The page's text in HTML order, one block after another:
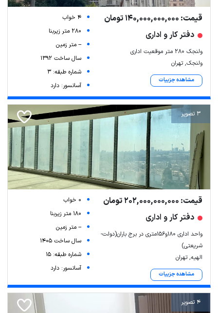
قیمت: 140,000,000,000 تومان
دفتر کار و اداری
ولنجک ۲۸۰ متر موقعیت اداری
ولنجک, تهران
مشاهده جزییات
4 خواب
280 متر زیربنا
-- متر زمین
سال ساخت 1392
شماره طبقه: 3
آسانسور: دارد
3 تصویر
قیمت: 202,000,000,000 تومان
دفتر کار و اداری
واحد اداری ۱۸۰و۱۵۶متری در برج باران(دولت-
شریعتی)
الهیه, تهران
مشاهده جزییات
0 خواب
180 متر زیربنا
-- متر زمین
سال ساخت 1405
شماره طبقه: 15
آسانسور: دارد
4 تصویر